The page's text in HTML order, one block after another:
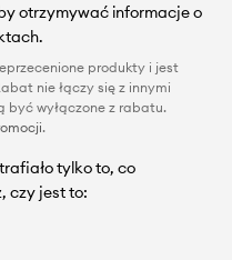
otrzymywać informacje o
produkty i jest
nie łączy się z innymi
być wyłączone z rabatu.
.
tylko to, co
czy jest to: